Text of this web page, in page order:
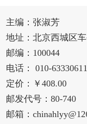
主编：张淑芳
地址：北京西城区
邮编：100044
电话： 010-63330611
定价：￥408.00
邮发代号：80-740
邮箱：